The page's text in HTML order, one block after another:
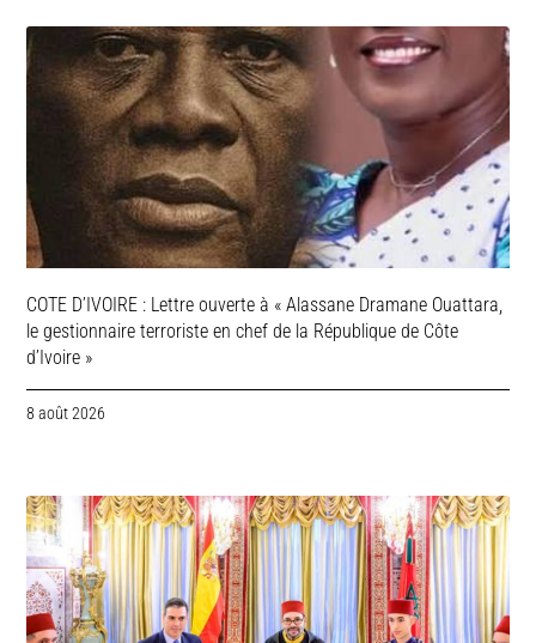
COTE D’IVOIRE : Lettre ouverte à « Alassane Dramane Ouattara,
le gestionnaire terroriste en chef de la République de Côte
d’Ivoire »
8 août 2026